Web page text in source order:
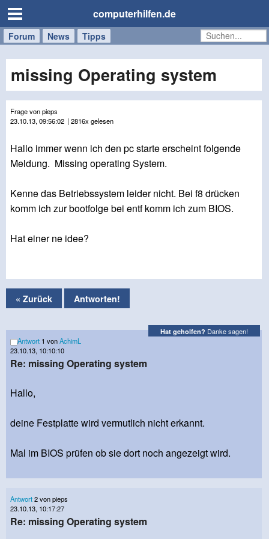
computerhilfen.de
Forum News Tipps
Handy
Tablet
Windows
Mac
missing Operating system
Frage von pieps
23.10.13, 09:56:02 | 2816x gelesen
Hallo immer wenn ich den pc starte erscheint folgende
Meldung. Missing operating System.
Kenne das Betriebssystem leider nicht. Bei f8 drücken
komm ich zur bootfolge bei entf komm ich zum BIOS.
Hat einer ne idee?
« Zurück Antworten!
Hat geholfen? Danke sagen!
Antwort 1 vonAchimL
23.10.13, 10:10:10
Re: missing Operating system
Hallo,
deine Festplatte wird vermutlich nicht erkannt.
Mal im BIOS prüfen ob sie dort noch angezeigt wird.
Antwort2 von pieps
23.10.13, 10:17:27
Re: missing Operating system